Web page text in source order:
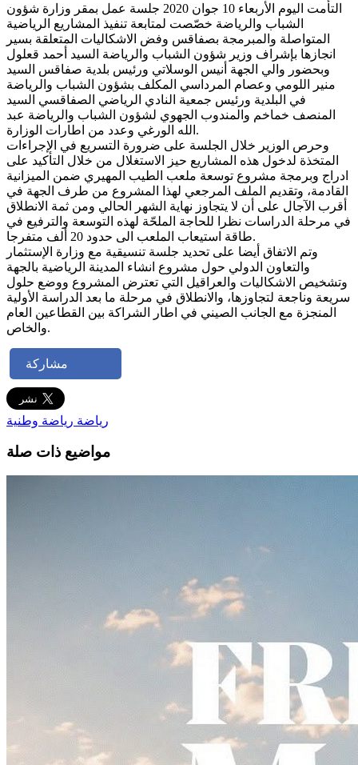
التأمت اليوم الأربعاء 10 جوان 2020 جلسة عمل بمقر وزارة شؤون
الشباب والرياضة خصّصت لمتابعة تنفيذ المشاريع الرياضية
المتواصلة والمبرمجة بصفاقس وفض الاشكاليات المتعلقة بسير
انجازها بإشراف وزير شؤون الشباب والرياضة السيد أحمد قعلول
وبحضور والي الجهة أنيس الوسلاتي ورئيس بلدية صفاقس السيد
منير اللومي وعصام المرداسي المكلف بشؤون الشباب والرياضة
في البلدية ورئيس جمعية النادي الرياضي الصفاقسي السيد
المنصف خماخم والمندوب الجهوي لشؤون الشباب والرياضة عبد
الله الورغي وعدد من اطارات الوزارة.
وحرص الوزير خلال الجلسة على ضرورة التسريع في الإجراءات
المتخذة لدخول هذه المشاريع حيز الاستغلال من خلال التأكيد على
ادراج وبرمجة مشروع توسعة ملعب الطيب المهيري ضمن الميزانية
القادمة، وتقديم الملف المرجعي لهذا المشروع من طرف الجهة في
أقرب الآجال على أن لا يتجاوز نهاية الشهر الحالي ومن ثمة الانطلاق
في مرحلة الدراسات نظرا للحاجة الملحّة لهذه التوسعة والترفيع في
طاقة استيعاب الملعب الى حدود 20 ألف متفرجا.
وتم الاتفاق أيضا على تحديد جلسة تنسيقية مع وزارة الإستثمار
والتعاون الدولي حول مشروع انشاء المدينة الرياضية بالجهة
وتشخيص الاشكاليات والعراقيل التي تعترض المشروع ووضع حلول
سريعة وناجعة لتجاوزها، والانطلاق في مرحلة ما بعد الدراسة الأولية
المنجزة مع الجانب الصيني في اطار الشراكة بين القطاعين العام
والخاص.
مشاركة
رياضة رياضة وطنية
مواضيع ذات صلة